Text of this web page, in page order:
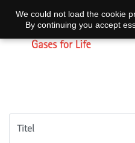
Titel
We could not load the cookie
By continuing you accept